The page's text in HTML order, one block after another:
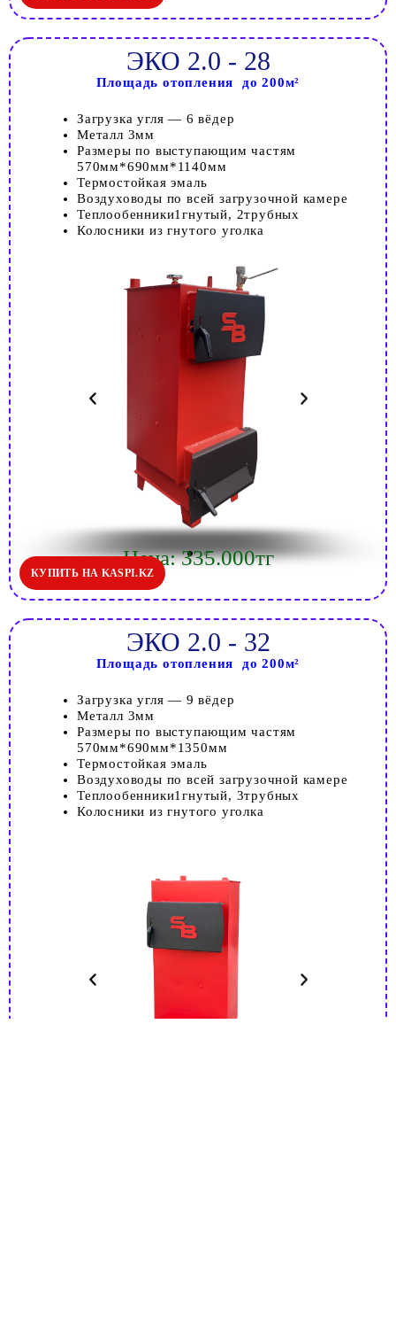
ЭКО 2.0 - 28
Площадь отопления до 200м²
Загрузка угля — 6 вёдер
Металл 3мм
Размеры по выступающим частям
570мм*690мм*1140мм
Термостойкая эмаль
Воздуховоды по всей загрузочной камере
Теплообенники1гнутый, 2трубных
Колосники из гнутого уголка
Цена: 335.000тг
КУПИТЬ НА KASPI.KZ
ЭКО 2.0 - 32
Площадь отопления до 200м²
Загрузка угля — 9 вёдер
Металл 3мм
Размеры по выступающим частям
570мм*690мм*1350мм
Термостойкая эмаль
Воздуховоды по всей загрузочной камере
Теплообенники1гнутый, 3трубных
Колосники из гнутого уголка